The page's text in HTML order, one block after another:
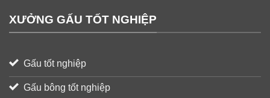
XƯỞNG GẤU TỐT NGHIỆP
Gấu tốt nghiệp
Gấu bông tốt nghiệp